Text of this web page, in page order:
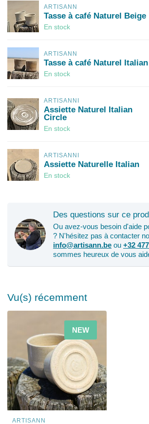
ARTISANN
Tasse à café Naturel Beige
En stock
ARTISANN
Tasse à café Naturel Italian
En stock
ARTISANNI
Assiette Naturel Italian
Circle
En stock
ARTISANNI
Assiette Naturelle Italian
En stock
Des questions sur ce
Ou avez-vous besoin d'aide
? N'hésitez pas à contacter
info@artisann.be ou +32
sommes heureux de vous
Vu(s) récemment
NEW
ARTISANN